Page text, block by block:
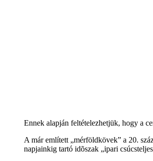
Ennek alapján feltételezhetjük, hogy a
A már említett „mérföldkövek” a 20.
napjainkig tartó idõszak „ipari